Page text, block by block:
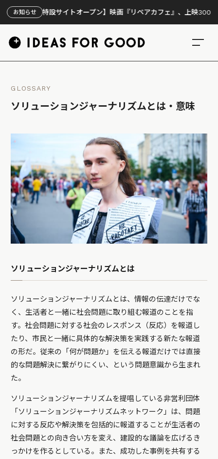
お知らせ
【特設サイトオープン】映画『リペアカフェ』、上映300回の先で見
GLOSSARY
ソリューションジャーナリズムとは・意味
ソリューションジャーナリズムとは
ソリューションジャーナリズムとは、情報の伝達だけでな
く、生活者と一緒に社会問題に取り組む報道のことを指
す。社会問題に対する社会のレスポンス（反応）を報道し
たり、市民と一緒に具体的な解決策を実践する新たな報道
の形だ。従来の「何が問題か」を伝える報道だけでは直接
的な問題解決に繋がりにくい、という問題意識から生まれ
た。
ソリューションジャーナリズムを提唱している非営利団体
「ソリューションジャーナリズムネットワーク」は、問題
に対する反応や解決策を包括的に報道することが生活者の
社会問題との向き合い方を変え、建設的な議論を広げるき
っかけを作るとしている。また、成功した事例を共有する